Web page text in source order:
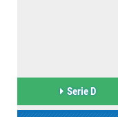
Serie D